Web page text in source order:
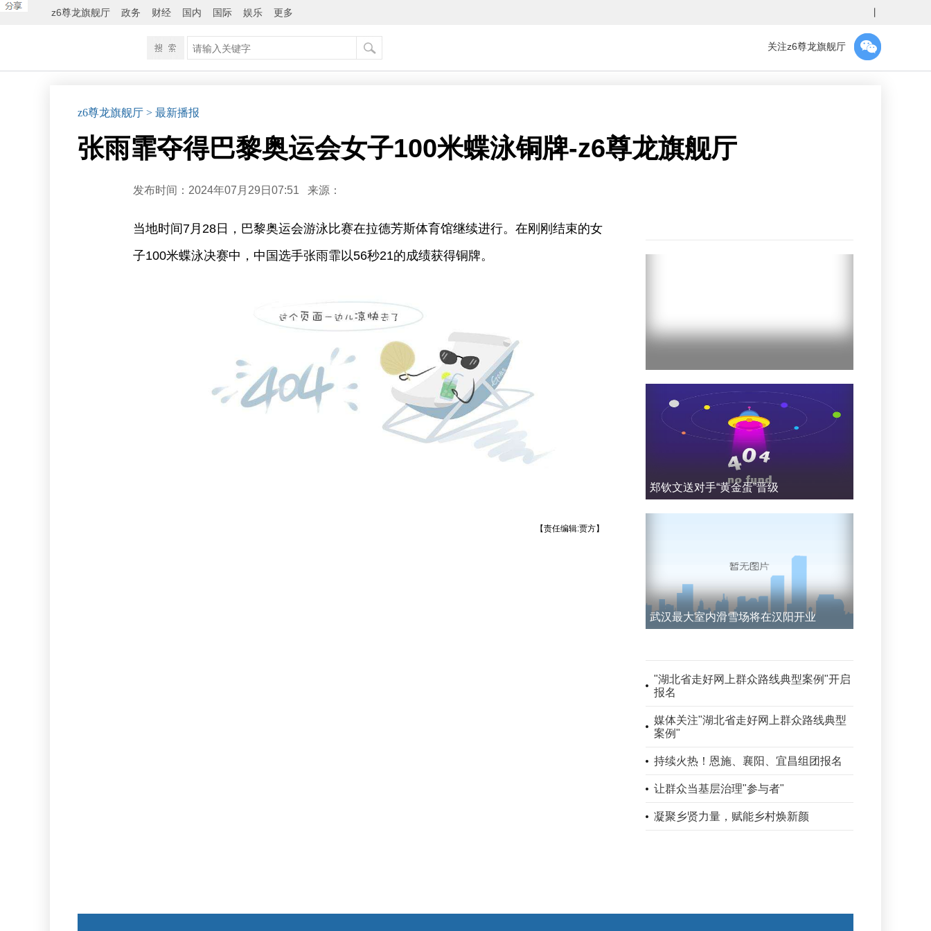
z6尊龙旗舰厅 政务 财经 国内 国际 娱乐 更多
关注z6尊龙旗舰厅
z6尊龙旗舰厅 > 最新播报
张雨霏夺得巴黎奥运会女子100米蝶泳铜牌-z6尊龙旗舰厅
发布时间：2024年07月29日07:51 来源：
当地时间7月28日，巴黎奥运会游泳比赛在拉德芳斯体育馆继续进行。在刚刚结束的女
子100米蝶泳决赛中，中国选手张雨霏以56秒21的成绩获得铜牌。
【责任编辑:贾方】
郑钦文送对手“黄金蛋”晋级
武汉最大室内滑雪场将在汉阳开业
"湖北省走好网上群众路线典型案例"开启
报名
媒体关注"湖北省走好网上群众路线典型
案例"
持续火热！恩施、襄阳、宜昌组团报名
让群众当基层治理"参与者"
凝聚乡贤力量，赋能乡村焕新颜